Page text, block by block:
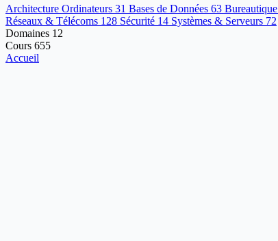
Architecture Ordinateurs 31 Bases de Données 63 Bureautique
Réseaux & Télécoms 128 Sécurité 14 Systèmes & Serveurs 72
Domaines 12
Cours 655
Accueil